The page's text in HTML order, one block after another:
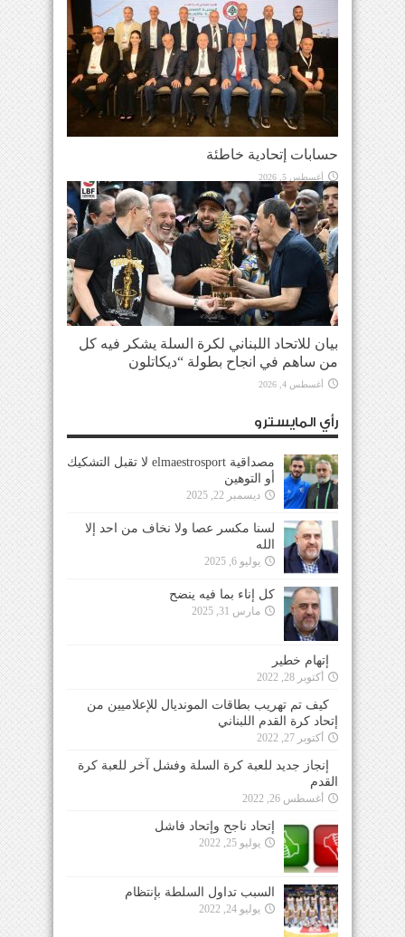
حسابات إتحادية خاطئة
أغسطس 5, 2026
بيان للاتحاد اللبناني لكرة السلة يشكر فيه كل
من ساهم في انجاح بطولة “ديكاتلون
أغسطس 4, 2026
رأي المايسترو
مصداقية elmaestrosport لا تقبل التشكيك
أو التوهين
ديسمبر 22, 2025
لسنا مكسر عصا ولا نخاف من احد إلا
الله
يوليو 6, 2025
كل إناء بما فيه ينضح
مارس 31, 2025
إتهام خطير
أكتوبر 28, 2022
كيف تم تهريب بطاقات المونديال للإعلاميين من
إتحاد كرة القدم اللبناني
أكتوبر 27, 2022
إنجاز جديد للعبة كرة السلة وفشل آخر للعبة كرة
القدم
أغسطس 26, 2022
إتحاد ناجح وإتحاد فاشل
يوليو 25, 2022
السبب تداول السلطة بإنتظام
يوليو 24, 2022